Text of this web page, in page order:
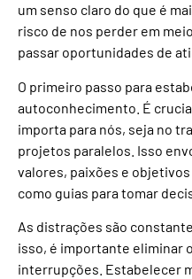
um senso claro do que é
risco de nos perder em
passar oportunidades de
O primeiro passo para
autoconhecimento. É
importa para nós, seja no
projetos paralelos. Isso
valores, paixões e
como guias para tomar
As distrações são
isso, é importante eliminar
interrupções. Estabelecer